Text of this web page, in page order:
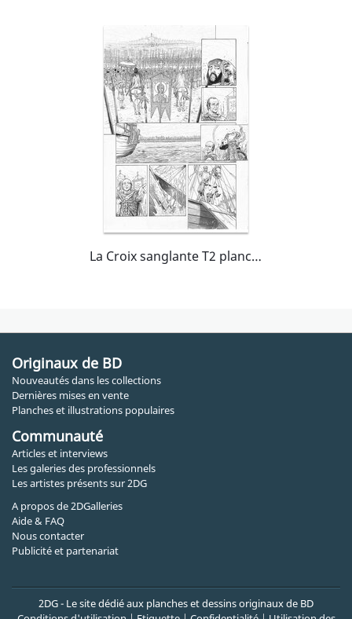
La Croix sanglante T2 planche 40
Originaux de BD
Nouveautés dans les collections
Dernières mises en vente
Planches et illustrations populaires
Communauté
Articles et interviews
Les galeries des professionnels
Les artistes présents sur 2DG
A propos de 2DGalleries
Aide & FAQ
Nous contacter
Publicité et partenariat
2DG - Le site dédié aux planches et dessins originaux de BD